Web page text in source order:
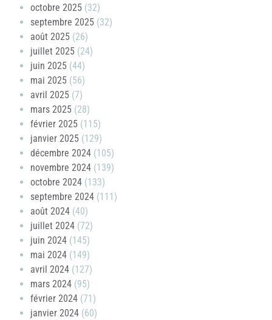
octobre 2025 (32)
septembre 2025 (32)
août 2025 (26)
juillet 2025 (24)
juin 2025 (44)
mai 2025 (56)
avril 2025 (7)
mars 2025 (28)
février 2025 (115)
janvier 2025 (129)
décembre 2024 (105)
novembre 2024 (139)
octobre 2024 (133)
septembre 2024 (111)
août 2024 (40)
juillet 2024 (72)
juin 2024 (145)
mai 2024 (149)
avril 2024 (127)
mars 2024 (95)
février 2024 (71)
janvier 2024 (60)